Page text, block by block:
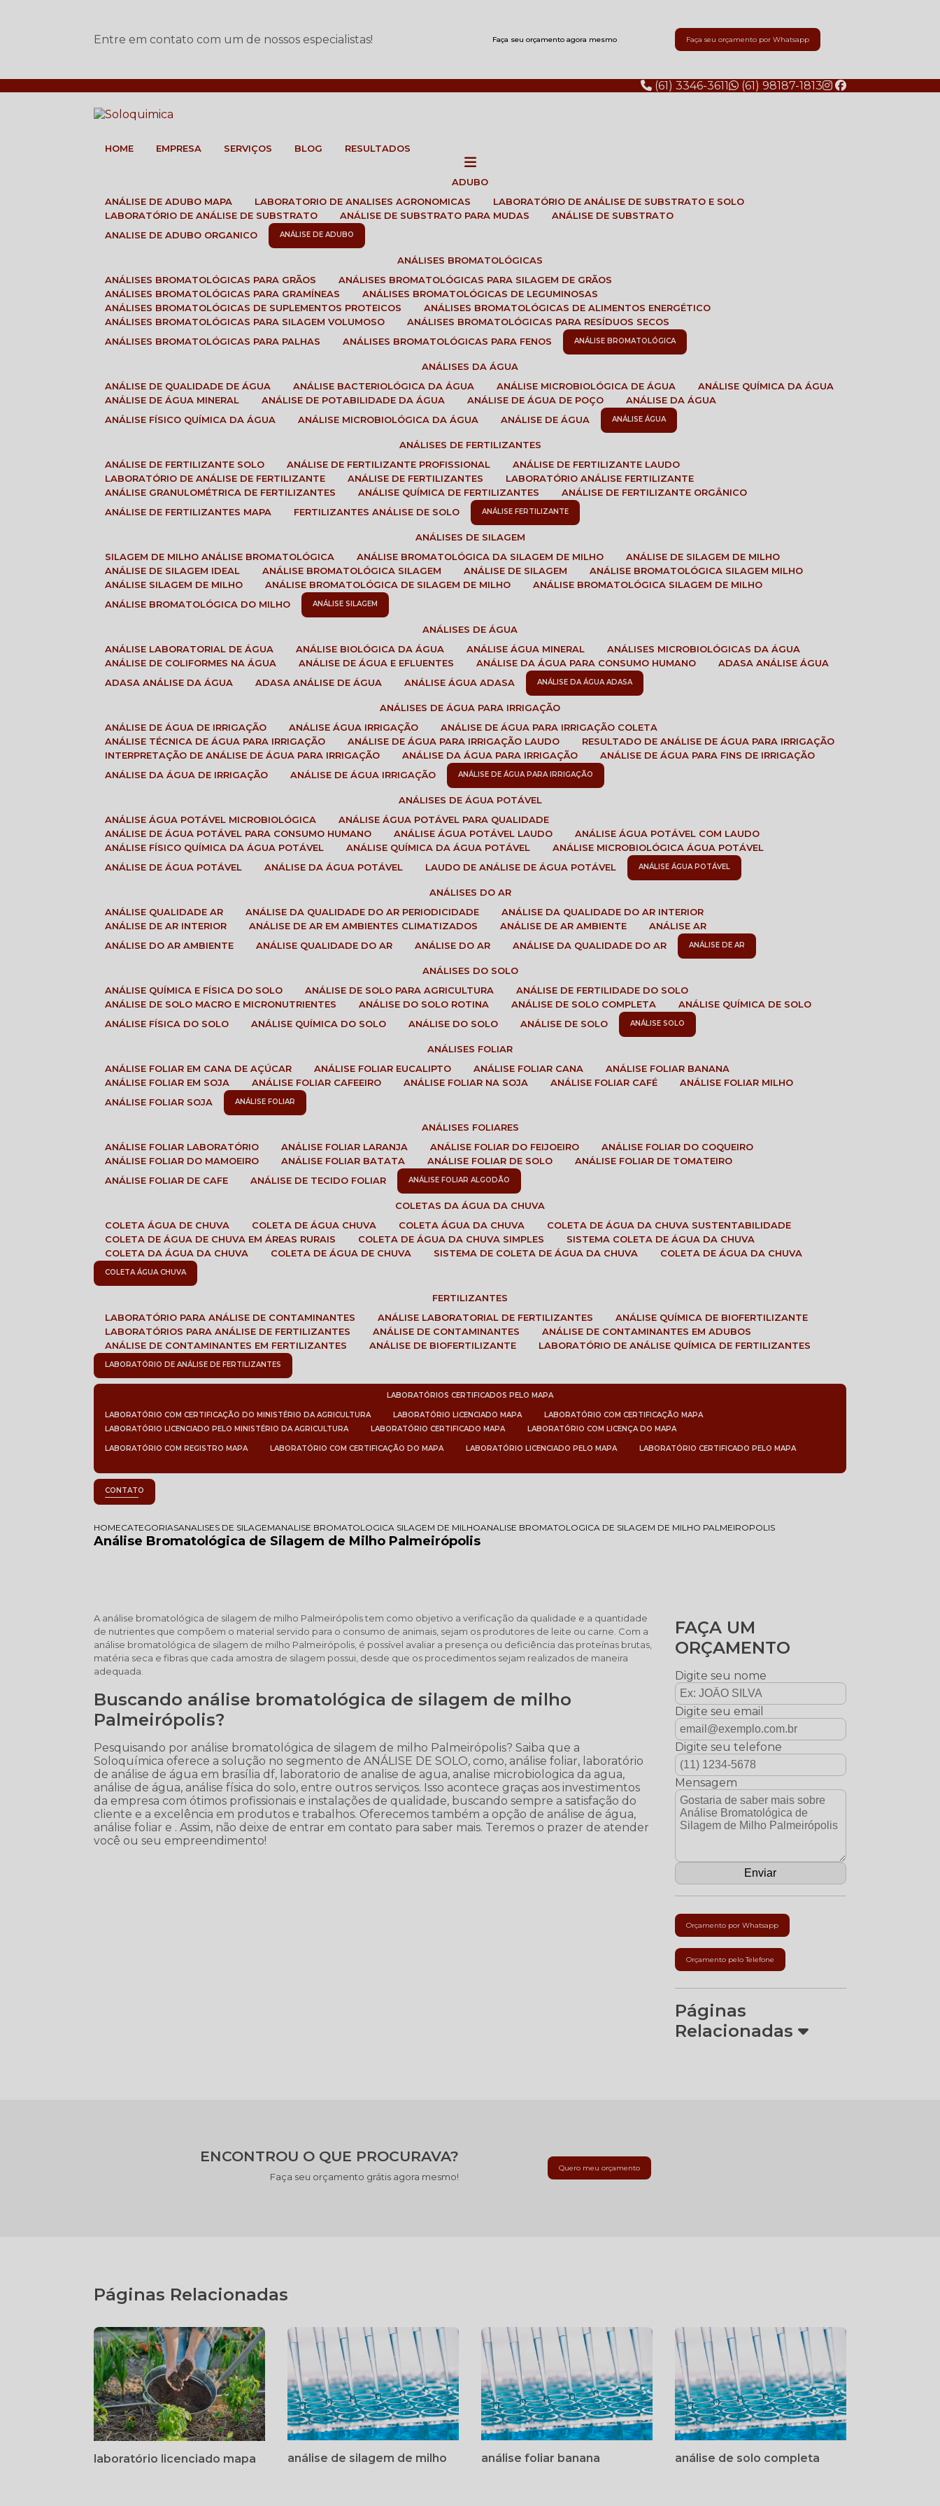
Entre em contato com um de nossos especialistas! Faça seu orçamento agora mesmo Faça seu orçamento por Whatsapp
(61) 3346-3611 (61) 98187-1813
HOME EMPRESA SERVIÇOS BLOG RESULTADOS
ADUBO
ANÁLISE DE ADUBO MAPA
LABORATORIO DE ANALISES AGRONOMICAS
LABORATÓRIO DE ANÁLISE DE SUBSTRATO E SOLO
LABORATÓRIO DE ANÁLISE DE SUBSTRATO
ANÁLISE DE SUBSTRATO PARA MUDAS
ANÁLISE DE SUBSTRATO
ANALISE DE ADUBO ORGANICO
ANÁLISE DE ADUBO
ANÁLISES BROMATOLÓGICAS
ANÁLISES BROMATOLÓGICAS PARA GRÃOS
ANÁLISES BROMATOLÓGICAS PARA SILAGEM DE GRÃOS
ANÁLISES BROMATOLÓGICAS PARA GRAMÍNEAS
ANÁLISES BROMATOLÓGICAS DE LEGUMINOSAS
ANÁLISES BROMATOLÓGICAS DE SUPLEMENTOS PROTEICOS
ANÁLISES BROMATOLÓGICAS DE ALIMENTOS ENERGÉTICO
ANÁLISES BROMATOLÓGICAS PARA SILAGEM VOLUMOSO
ANÁLISES BROMATOLÓGICAS PARA RESÍDUOS SECOS
ANÁLISES BROMATOLÓGICAS PARA PALHAS
ANÁLISES BROMATOLÓGICAS PARA FENOS ANÁLISE BROMATOLÓGICA
ANÁLISES DA ÁGUA
ANÁLISE DE QUALIDADE DE ÁGUA
ANÁLISE BACTERIOLÓGICA DA ÁGUA ANÁLISE MICROBIOLÓGICA DE ÁGUA
ANÁLISE QUÍMICA DA ÁGUA
ANÁLISE DE ÁGUA MINERAL
ANÁLISE DE POTABILIDADE DA ÁGUA ANÁLISE DE ÁGUA DE POÇO
ANÁLISE DA ÁGUA
ANÁLISE FÍSICO QUÍMICA DA ÁGUA
ANÁLISE MICROBIOLÓGICA DA ÁGUA ANÁLISE DE ÁGUA ANÁLISE ÁGUA
ANÁLISES DE FERTILIZANTES
ANÁLISE DE FERTILIZANTE SOLO
ANÁLISE DE FERTILIZANTE PROFISSIONAL
ANÁLISE DE FERTILIZANTE LAUDO
LABORATÓRIO DE ANÁLISE DE FERTILIZANTE
ANÁLISE DE FERTILIZANTES
LABORATÓRIO ANÁLISE FERTILIZANTE
ANÁLISE GRANULOMÉTRICA DE FERTILIZANTES
ANÁLISE QUÍMICA DE FERTILIZANTES
ANÁLISE DE FERTILIZANTE ORGÂNICO
ANÁLISE DE FERTILIZANTES MAPA
FERTILIZANTES ANÁLISE DE SOLO ANÁLISE FERTILIZANTE
ANÁLISES DE SILAGEM
SILAGEM DE MILHO ANÁLISE BROMATOLÓGICA
ANÁLISE BROMATOLÓGICA DA SILAGEM DE MILHO
ANÁLISE DE SILAGEM DE MILHO
ANÁLISE DE SILAGEM IDEAL
ANÁLISE BROMATOLÓGICA SILAGEM ANÁLISE DE SILAGEM
ANÁLISE BROMATOLÓGICA SILAGEM MILHO
ANÁLISE SILAGEM DE MILHO
ANÁLISE BROMATOLÓGICA DE SILAGEM DE MILHO
ANÁLISE BROMATOLÓGICA SILAGEM DE MILHO
ANÁLISE BROMATOLÓGICA DO MILHO
ANÁLISE SILAGEM
ANÁLISES DE ÁGUA
ANÁLISE LABORATORIAL DE ÁGUA
ANÁLISE BIOLÓGICA DA ÁGUA ANÁLISE ÁGUA MINERAL
ANÁLISES MICROBIOLÓGICAS DA ÁGUA
ANÁLISE DE COLIFORMES NA ÁGUA
ANÁLISE DE ÁGUA E EFLUENTES ANÁLISE DA ÁGUA PARA CONSUMO HUMANO
ADASA ANÁLISE ÁGUA
ADASA ANÁLISE DA ÁGUA
ADASA ANÁLISE DE ÁGUA ANÁLISE ÁGUA ADASA ANÁLISE DA ÁGUA ADASA
ANÁLISES DE ÁGUA PARA IRRIGAÇÃO
ANÁLISE DE ÁGUA DE IRRIGAÇÃO
ANÁLISE ÁGUA IRRIGAÇÃO
ANÁLISE DE ÁGUA PARA IRRIGAÇÃO COLETA
ANÁLISE TÉCNICA DE ÁGUA PARA IRRIGAÇÃO
ANÁLISE DE ÁGUA PARA IRRIGAÇÃO LAUDO
RESULTADO DE ANÁLISE DE ÁGUA PARA IRRIGAÇÃO
INTERPRETAÇÃO DE ANÁLISE DE ÁGUA PARA IRRIGAÇÃO
ANÁLISE DA ÁGUA PARA IRRIGAÇÃO
ANÁLISE DE ÁGUA PARA FINS DE IRRIGAÇÃO
ANÁLISE DA ÁGUA DE IRRIGAÇÃO
ANÁLISE DE ÁGUA IRRIGAÇÃO ANÁLISE DE ÁGUA PARA IRRIGAÇÃO
ANÁLISES DE ÁGUA POTÁVEL
ANÁLISE ÁGUA POTÁVEL MICROBIOLÓGICA
ANÁLISE ÁGUA POTÁVEL PARA QUALIDADE
ANÁLISE DE ÁGUA POTÁVEL PARA CONSUMO HUMANO
ANÁLISE ÁGUA POTÁVEL LAUDO
ANÁLISE ÁGUA POTÁVEL COM LAUDO
ANÁLISE FÍSICO QUÍMICA DA ÁGUA POTÁVEL
ANÁLISE QUÍMICA DA ÁGUA POTÁVEL
ANÁLISE MICROBIOLÓGICA ÁGUA POTÁVEL
ANÁLISE DE ÁGUA POTÁVEL
ANÁLISE DA ÁGUA POTÁVEL LAUDO DE ANÁLISE DE ÁGUA POTÁVEL ANÁLISE ÁGUA POTÁVEL
ANÁLISES DO AR
ANÁLISE QUALIDADE AR
ANÁLISE DA QUALIDADE DO AR PERIODICIDADE
ANÁLISE DA QUALIDADE DO AR INTERIOR
ANÁLISE DE AR INTERIOR
ANÁLISE DE AR EM AMBIENTES CLIMATIZADOS ANÁLISE DE AR AMBIENTE
ANÁLISE AR
ANÁLISE DO AR AMBIENTE
ANÁLISE QUALIDADE DO AR ANÁLISE DO AR ANÁLISE DA QUALIDADE DO AR ANÁLISE DE AR
ANÁLISES DO SOLO
ANÁLISE QUÍMICA E FÍSICA DO SOLO
ANÁLISE DE SOLO PARA AGRICULTURA
ANÁLISE DE FERTILIDADE DO SOLO
ANÁLISE DE SOLO MACRO E MICRONUTRIENTES
ANÁLISE DO SOLO ROTINA ANÁLISE DE SOLO COMPLETA
ANÁLISE QUÍMICA DE SOLO
ANÁLISE FÍSICA DO SOLO
ANÁLISE QUÍMICA DO SOLO ANÁLISE DO SOLO ANÁLISE DE SOLO ANÁLISE SOLO
ANÁLISES FOLIAR
ANÁLISE FOLIAR EM CANA DE AÇÚCAR
ANÁLISE FOLIAR EUCALIPTO ANÁLISE FOLIAR CANA
ANÁLISE FOLIAR BANANA
ANÁLISE FOLIAR EM SOJA
ANÁLISE FOLIAR CAFEEIRO ANÁLISE FOLIAR NA SOJA ANÁLISE FOLIAR CAFÉ
ANÁLISE FOLIAR MILHO
ANÁLISE FOLIAR SOJA
ANÁLISE FOLIAR
ANÁLISES FOLIARES
ANÁLISE FOLIAR LABORATÓRIO
ANÁLISE FOLIAR LARANJA ANÁLISE FOLIAR DO FEIJOEIRO
ANÁLISE FOLIAR DO COQUEIRO
ANÁLISE FOLIAR DO MAMOEIRO
ANÁLISE FOLIAR BATATA ANÁLISE FOLIAR DE SOLO
ANÁLISE FOLIAR DE TOMATEIRO
ANÁLISE FOLIAR DE CAFE
ANÁLISE DE TECIDO FOLIAR ANÁLISE FOLIAR ALGODÃO
COLETAS DA ÁGUA DA CHUVA
COLETA ÁGUA DE CHUVA
COLETA DE ÁGUA CHUVA COLETA ÁGUA DA CHUVA
COLETA DE ÁGUA DA CHUVA SUSTENTABILIDADE
COLETA DE ÁGUA DE CHUVA EM ÁREAS RURAIS
COLETA DE ÁGUA DA CHUVA SIMPLES
SISTEMA COLETA DE ÁGUA DA CHUVA
COLETA DA ÁGUA DA CHUVA
COLETA DE ÁGUA DE CHUVA SISTEMA DE COLETA DE ÁGUA DA CHUVA COLETA DE ÁGUA DA CHUVA
COLETA ÁGUA CHUVA
FERTILIZANTES
LABORATÓRIO PARA ANÁLISE DE CONTAMINANTES
ANÁLISE LABORATORIAL DE FERTILIZANTES
ANÁLISE QUÍMICA DE BIOFERTILIZANTE
LABORATÓRIOS PARA ANÁLISE DE FERTILIZANTES
ANÁLISE DE CONTAMINANTES
ANÁLISE DE CONTAMINANTES EM ADUBOS
ANÁLISE DE CONTAMINANTES EM FERTILIZANTES
ANÁLISE DE BIOFERTILIZANTE LABORATÓRIO DE ANÁLISE QUÍMICA DE FERTILIZANTES
LABORATÓRIO DE ANÁLISE DE FERTILIZANTES
LABORATÓRIOS CERTIFICADOS PELO MAPA
LABORATÓRIO COM CERTIFICAÇÃO DO MINISTÉRIO DA AGRICULTURA LABORATÓRIO LICENCIADO MAPA
LABORATÓRIO COM CERTIFICAÇÃO MAPA
LABORATÓRIO LICENCIADO PELO MINISTÉRIO DA AGRICULTURA
LABORATÓRIO CERTIFICADO MAPA LABORATÓRIO COM LICENÇA DO MAPA
LABORATÓRIO COM REGISTRO MAPA LABORATÓRIO COM CERTIFICAÇÃO DO MAPA LABORATÓRIO LICENCIADO PELO MAPA LABORATÓRIO CERTIFICADO PELO MAPA
CONTATO
HOMECATEGORIASANALISES DE SILAGEMANALISE BROMATOLOGICA SILAGEM DE MILHOANALISE BROMATOLOGICA DE SILAGEM DE MILHO PALMEIROPOLIS
Análise Bromatológica de Silagem de Milho Palmeirópolis
A análise bromatológica de silagem de milho Palmeirópolis tem como objetivo a verificação da qualidade e a quantidade
de nutrientes que compõem o material servido para o consumo de animais, sejam os produtores de leite ou carne. Com a
análise bromatológica de silagem de milho Palmeirópolis, é possível avaliar a presença ou deficiência das proteínas brutas,
matéria seca e fibras que cada amostra de silagem possui, desde que os procedimentos sejam realizados de maneira
adequada.
Buscando análise bromatológica de silagem de milho
Palmeirópolis?
Pesquisando por análise bromatológica de silagem de milho Palmeirópolis? Saiba que a
Soloquímica oferece a solução no segmento de ANÁLISE DE SOLO, como, análise foliar, laboratório
de análise de água em brasília df, laboratorio de analise de agua, analise microbiologica da agua,
análise de água, análise física do solo, entre outros serviços. Isso acontece graças aos investimentos
da empresa com ótimos profissionais e instalações de qualidade, buscando sempre a satisfação do
cliente e a excelência em produtos e trabalhos. Oferecemos também a opção de análise de água,
análise foliar e . Assim, não deixe de entrar em contato para saber mais. Teremos o prazer de atender
você ou seu empreendimento!
FAÇA UM
ORÇAMENTO
Digite seu nome
Digite seu email
Digite seu telefone
Mensagem
Orçamento por Whatsapp
Orçamento pelo Telefone
Páginas
Relacionadas
ENCONTROU O QUE PROCURAVA?
Faça seu orçamento grátis agora mesmo!
Quero meu orçamento
Páginas Relacionadas
laboratório licenciado mapa análise de silagem de milho análise foliar banana análise de solo completa